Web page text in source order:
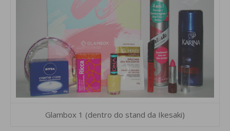
Glambox 1 (dentro do stand da Ikesaki)